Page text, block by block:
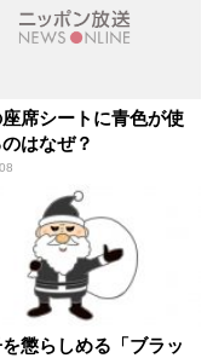
席シートに青色が使
はなぜ？
懲らしめる「ブラッ